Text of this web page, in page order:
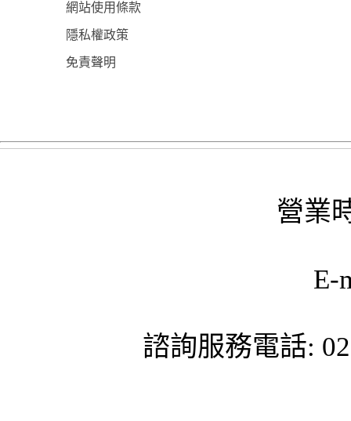
網站使用條款
隱私權政策
免責聲明
營業
E-
諮詢服務電話: